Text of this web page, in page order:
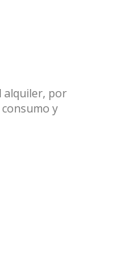
alquiler, por
y